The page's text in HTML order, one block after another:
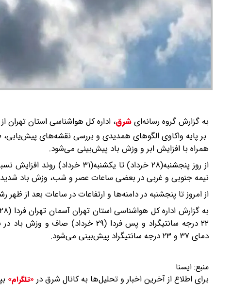
به گزارش گروه رسانه‌ایشرق، اداره کل هواشناسی استان تهران از افزایش
بر پایه واکاوی الگوهای همدیدی و بررسی نقشه‌های
همراه با افزایش ابر و وزش باد پیش‌بینی می‌شود.
از روز پنجشنبه(۲۸ خرداد) تا
نیمه جنوبی و غربی در بعضی ساعات عصر و شب، وزش باد شدید
از امروز تا پنجشنبه در دامنه‌ها و ارتفاعات در ساعات بعد از
۲۲ درجه سانتیگراد و پس فردا (۲۹
دمای ۳۷ و ۲۳ درجه سانتیگراد پیش‌بینی می‌شود.
منبع: ایسنا
برای اطلاع از آخرین اخبار و تحلیل‌ها به کانال شرق در «تلگرام»